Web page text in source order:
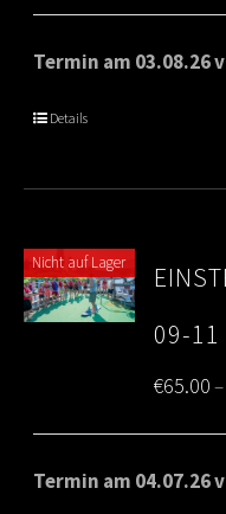
Termin am 03.08.26
Details
Nicht auf Lager
09-
€65.00–
Termin am 04.07.26